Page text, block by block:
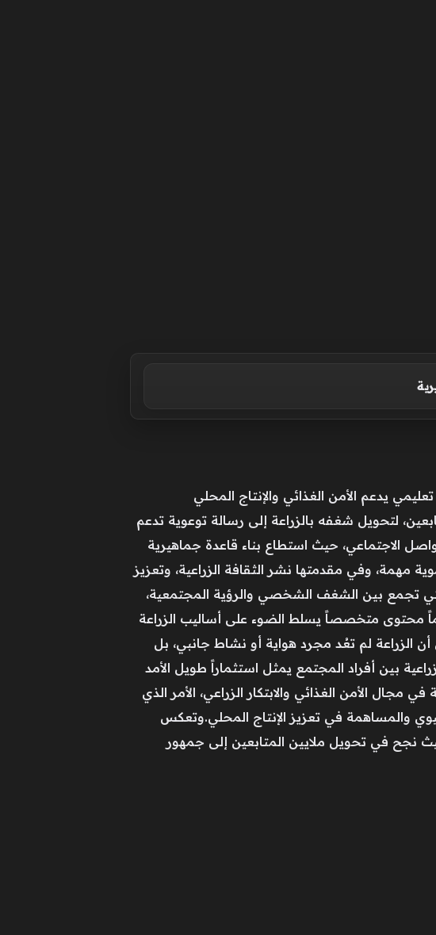
يدعم الأمن الغذائي والإنتاج المحلي
لتحويل شغفه بالزراعة إلى رسالة توعوية تدعم
الاجتماعي، حيث استطاع بناء قاعدة جماهيرية
مهمة، وفي مقدمتها نشر الثقافة الزراعية، وتعزيز
تجمع بين الشغف الشخصي والرؤية المجتمعية،
محتوى متخصصاً يسلط الضوء على أساليب الزراعة
أن الزراعة لم تعُد مجرد هواية أو نشاط جانبي، بل
بين أفراد المجتمع يمثل استثماراً طويل الأمد
الأمن الغذائي والابتكار الزراعي، الأمر الذي
والمساهمة في تعزيز الإنتاج المحلي.وتعكس
نجح في تحويل ملايين المتابعين إلى جمهور